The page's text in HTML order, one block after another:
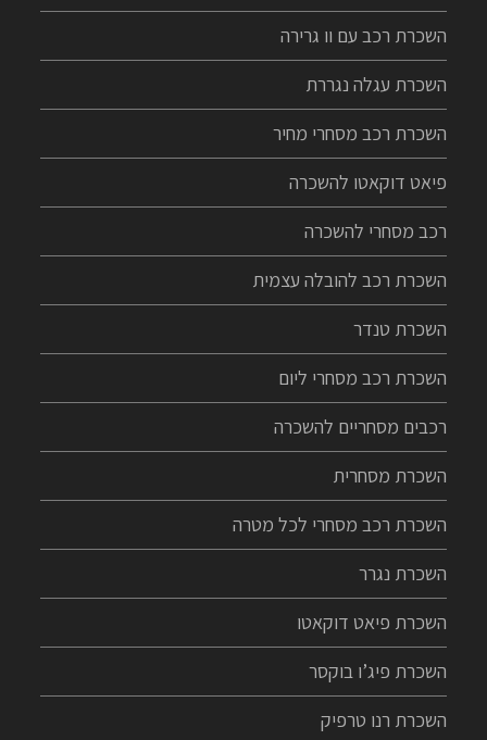
השכרת רכב עם וו גרירה
השכרת עגלה נגררת
השכרת רכב מסחרי מחיר
פיאט דוקאטו להשכרה
רכב מסחרי להשכרה
השכרת רכב להובלה עצמית
השכרת טנדר
השכרת רכב מסחרי ליום
רכבים מסחריים להשכרה
השכרת מסחרית
השכרת רכב מסחרי לכל מטרה
השכרת נגרר
השכרת פיאט דוקאטו
השכרת פיג’ו בוקסר
השכרת רנו טרפיק